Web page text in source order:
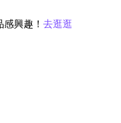
興趣！ 去逛逛